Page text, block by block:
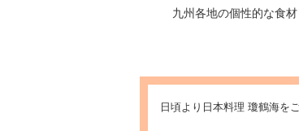
九州各地の個性的な食
日頃より日本料理 瓊鶴海を